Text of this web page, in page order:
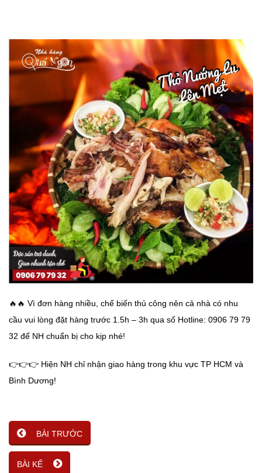
🔥 🔥 Vì đơn hàng nhiều, chế biến thủ công nên cả nhà có nhu
cầu vui lòng đặt hàng trước 1.5h – 3h qua số Hotline: 0906 79 79
32 để NH chuẩn bị cho kịp nhé!
👉👉👉 Hiện NH chỉ nhận giao hàng trong khu vực TP HCM và
Bình Dương!
BÀI TRƯỚC
BÀI KẾ